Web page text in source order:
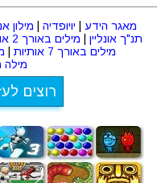
מאגר הידע יויופדיה מילון
תנ"ך אונליין
מילים באורך 2 אותיות
מילים באורך 7 אותיות
מילה
רוצים